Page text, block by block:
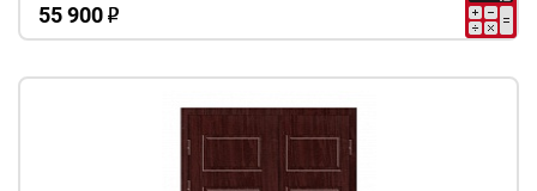
55 900 o